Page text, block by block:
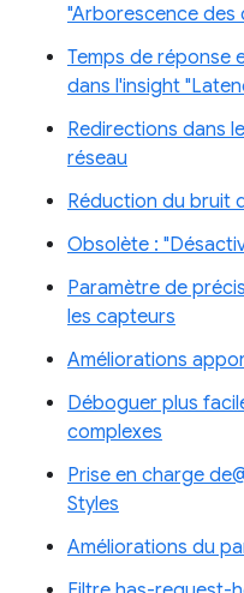
"Arborescence des
Temps de réponse
dans l'insight
Redirections dans
réseau
Réduction du bruit
Obsolète :
Paramètre de
les capteurs
Améliorations
Déboguer plus
complexes
Prise en charge
Styles
Améliorations du